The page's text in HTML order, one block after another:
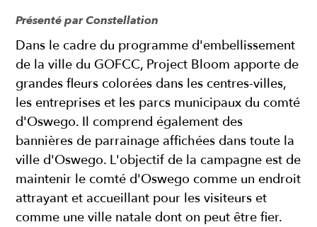
Présenté par Constellation
Dans le cadre du programme d'embellissement
de la ville du GOFCC, Project Bloom apporte de
grandes fleurs colorées dans les centres-villes,
les entreprises et les parcs municipaux du comté
d'Oswego. Il comprend également des
bannières de parrainage affichées dans toute la
ville d'Oswego. L'objectif de la campagne est de
maintenir le comté d'Oswego comme un endroit
attrayant et accueillant pour les visiteurs et
comme une ville natale dont on peut être fier.